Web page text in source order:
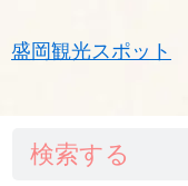
盛岡観光スポット